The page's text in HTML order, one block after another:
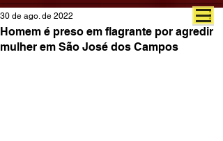
Homem é preso em flagrante por agredir
mulher em São José dos Campos
30 de ago. de 2022